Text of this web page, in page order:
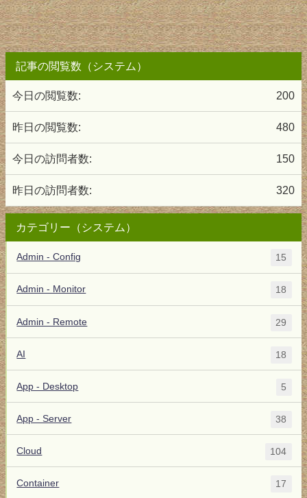
記事の閲覧数（システム）
200
今日の閲覧数:
480
昨日の閲覧数:
150
今日の訪問者数:
320
昨日の訪問者数:
カテゴリー（システム）
Admin - Config 15
Admin - Monitor 18
Admin - Remote 29
AI 18
App - Desktop 5
App - Server 38
Cloud 104
Container 17